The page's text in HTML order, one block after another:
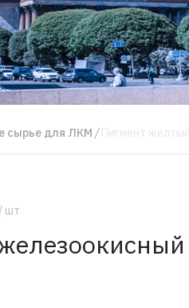
сырье для ЛКМ Пигмент
шт